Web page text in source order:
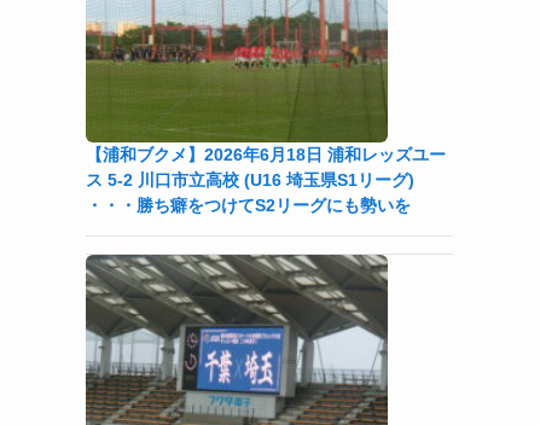
【浦和ブクメ】2026年6月18日 浦和レッズユー
ス 5-2 川口市立高校 (U16 埼玉県S1リーグ)
・・・勝ち癖をつけてS2リーグにも勢いを